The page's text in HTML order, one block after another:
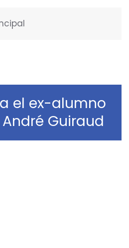
el ex-alumno
Guiraud